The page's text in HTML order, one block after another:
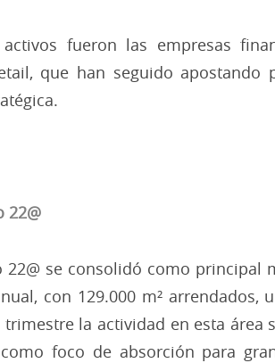
fueron las empresas
que han seguido apostando
22@
22@ se consolidó como principal
con 129.000 m² arrendados,
la actividad en esta área
foco de absorción para